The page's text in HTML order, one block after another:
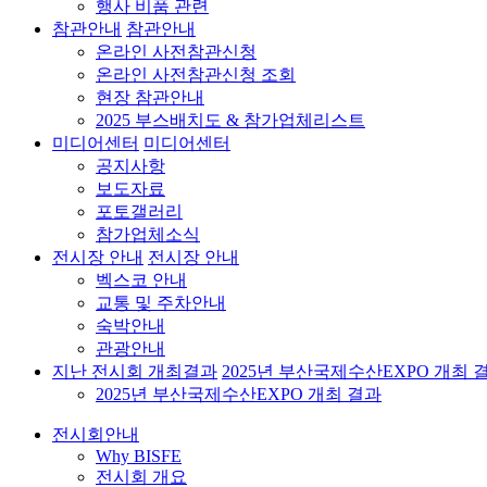
행사 비품 관련
참관안내 참관안내
온라인 사전참관신청
온라인 사전참관신청 조회
현장 참관안내
2025 부스배치도 & 참가업체리스트
미디어센터 미디어센터
공지사항
보도자료
포토갤러리
참가업체소식
전시장 안내 전시장 안내
벡스코 안내
교통 및 주차안내
숙박안내
관광안내
지난 전시회 개최결과 2025년 부산국제수산EXPO 개최
2025년 부산국제수산EXPO 개최 결과
전시회안내
Why BISFE
전시회 개요